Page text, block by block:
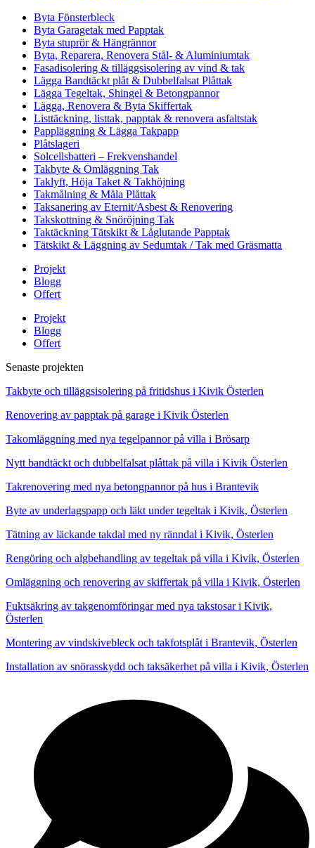
Byta Fönsterbleck
Byta Garagetak med Papptak
Byta stuprör & Hängrännor
Byta, Reparera, Renovera Stål- & Aluminiumtak
Fasadisolering & tilläggsisolering av vind & tak
Lägga Bandtäckt plåt & Dubbelfalsat Plåttak
Lägga Tegeltak, Shingel & Betongpannor
Lägga, Renovera & Byta Skiffertak
Listtäckning, listtak, papptak & renovera asfaltstak
Pappläggning & Lägga Takpapp
Plåtslageri
Solcellsbatteri – Frekvenshandel
Takbyte & Omläggning Tak
Taklyft, Höja Taket & Takhöjning
Takmålning & Måla Plåttak
Taksanering av Eternit/Asbest & Renovering
Takskottning & Snöröjning Tak
Taktäckning Tätskikt & Låglutande Papptak
Tätskikt & Läggning av Sedumtak / Tak med Gräsmatta
Projekt
Blogg
Offert
Projekt
Blogg
Offert
Senaste projekten
Takbyte och tilläggsisolering på fritidshus i Kivik Österlen
Renovering av papptak på garage i Kivik Österlen
Takomläggning med nya tegelpannor på villa i Brösarp
Nytt bandtäckt och dubbelfalsat plåttak på villa i Kivik Österlen
Takrenovering med nya betongpannor på hus i Brantevik
Byte av underlagspapp och läkt under tegeltak i Kivik, Österlen
Tätning av läckande takdal med ny ränndal i Kivik, Österlen
Rengöring och algbehandling av tegeltak på villa i Kivik, Österlen
Omläggning och renovering av skiffertak på villa i Kivik, Österlen
Fuktsäkring av takgenomföringar med nya takstosar i Kivik,
Österlen
Montering av vindskivebleck och takfotsplåt i Brantevik, Österlen
Installation av snörasskydd och taksäkerhet på villa i Kivik, Österlen